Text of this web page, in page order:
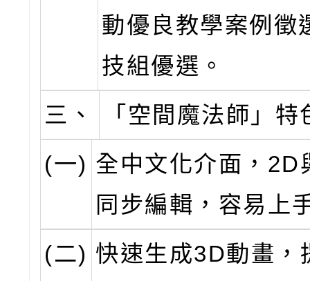
動優良教學案例徵
技組優選。
三、
「空間魔法師」
(一) 全中文化介面，2D
同步編輯，容易上
(二) 快速生成3D動畫，